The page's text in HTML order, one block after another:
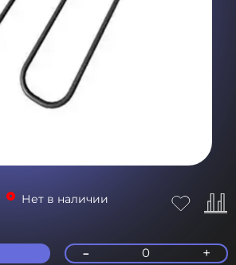
Нет в наличии
- 0 +